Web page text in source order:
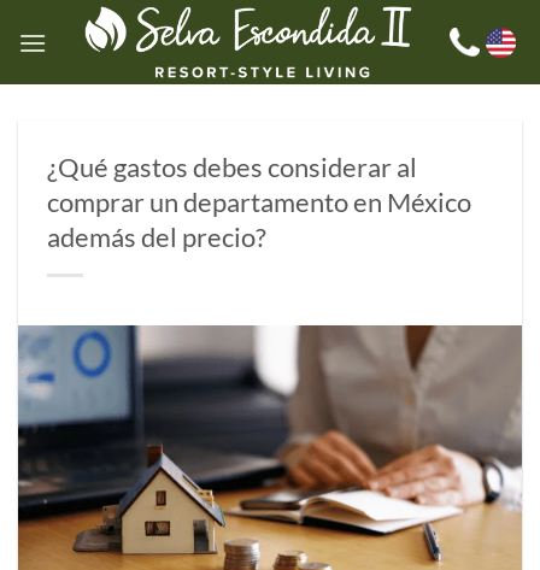
¿Qué gastos debes considerar al
comprar un departamento en México
además del precio?